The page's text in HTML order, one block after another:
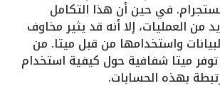
في حين أن هذا التكامل
من العمليات، إلا أنه قد يثير مخاوف
واستخدامها من قبل ميتا. من
ميتا شفافية حول كيفية استخدام
بهذه الحسابات.